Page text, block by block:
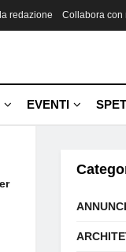
redazione Collabora con
EVENTI
ANNUNCI